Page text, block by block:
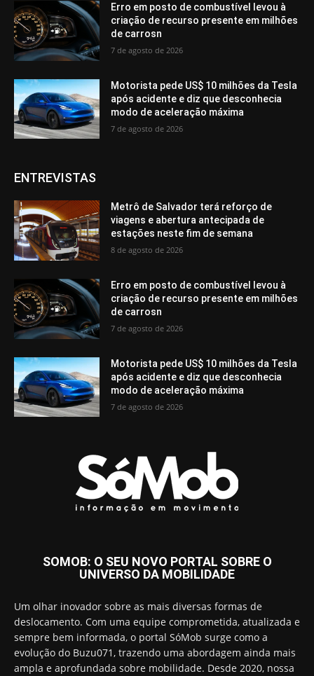
Erro em posto de combustível levou à
criação de recurso presente em milhões
de carrosn
7 de agosto de 2026
Motorista pede US$ 10 milhões da Tesla
após acidente e diz que desconhecia
modo de aceleração máxima
7 de agosto de 2026
ENTREVISTAS
Metrô de Salvador terá reforço de
viagens e abertura antecipada de
estações neste fim de semana
8 de agosto de 2026
Erro em posto de combustível levou à
criação de recurso presente em milhões
de carrosn
7 de agosto de 2026
Motorista pede US$ 10 milhões da Tesla
após acidente e diz que desconhecia
modo de aceleração máxima
7 de agosto de 2026
SOMOB: O SEU NOVO PORTAL SOBRE O
UNIVERSO DA MOBILIDADE
Um olhar inovador sobre as mais diversas formas de
deslocamento. Com uma equipe comprometida, atualizada e
sempre bem informada, o portal SóMob surge como a
evolução do Buzu071, trazendo uma abordagem ainda mais
ampla e aprofundada sobre mobilidade. Desde 2020, nossa